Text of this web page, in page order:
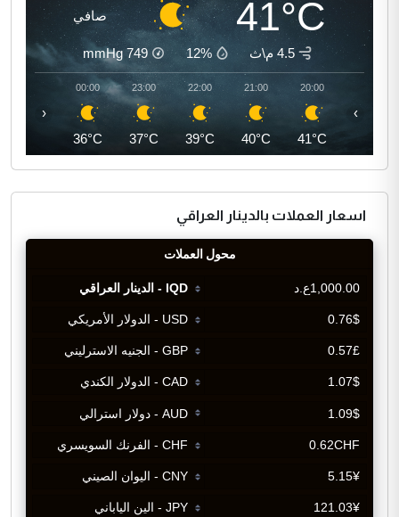
41°C صافي
4.5 م\ث 12%
749
mmHg
20:00
41°C
21:00
40°C
22:00
39°C
23:00
37°C
00:00
36°C
‹ ›
اسعار العملات بالدينار العراقي